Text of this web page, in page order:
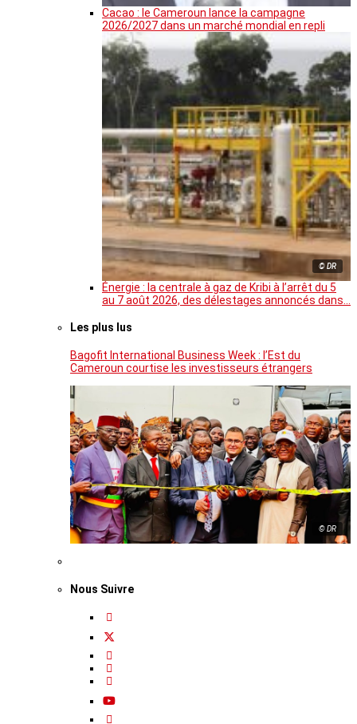
Cacao : le Cameroun lance la campagne
2026/2027 dans un marché mondial en repli
© DR
Énergie : la centrale à gaz de Kribi à l’arrêt du 5
au 7 août 2026, des délestages annoncés dans…
Les plus lus
Bagofit International Business Week : l’Est du
Cameroun courtise les investisseurs étrangers
© DR
Nous Suivre